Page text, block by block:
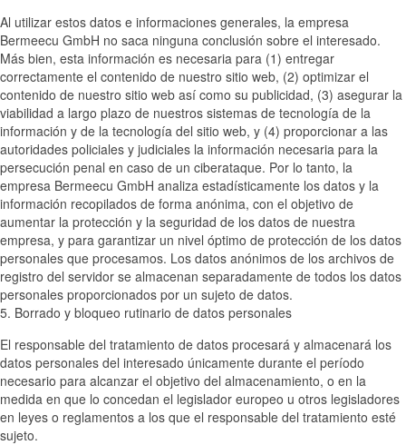
Al utilizar estos datos e informaciones generales, la empresa
Bermeecu GmbH no saca ninguna conclusión sobre el interesado.
Más bien, esta información es necesaria para (1) entregar
correctamente el contenido de nuestro sitio web, (2) optimizar el
contenido de nuestro sitio web así como su publicidad, (3) asegurar la
viabilidad a largo plazo de nuestros sistemas de tecnología de la
información y de la tecnología del sitio web, y (4) proporcionar a las
autoridades policiales y judiciales la información necesaria para la
persecución penal en caso de un ciberataque. Por lo tanto, la
empresa Bermeecu GmbH analiza estadísticamente los datos y la
información recopilados de forma anónima, con el objetivo de
aumentar la protección y la seguridad de los datos de nuestra
empresa, y para garantizar un nivel óptimo de protección de los datos
personales que procesamos. Los datos anónimos de los archivos de
registro del servidor se almacenan separadamente de todos los datos
personales proporcionados por un sujeto de datos.
5. Borrado y bloqueo rutinario de datos personales
El responsable del tratamiento de datos procesará y almacenará los
datos personales del interesado únicamente durante el período
necesario para alcanzar el objetivo del almacenamiento, o en la
medida en que lo concedan el legislador europeo u otros legisladores
en leyes o reglamentos a los que el responsable del tratamiento esté
sujeto.